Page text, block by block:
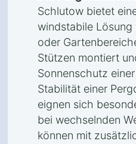
Schlutow bietet
windstabile Lösung
oder
Stützen montiert
Sonnenschutz
Stabilität einer
eignen sich
bei wechselnden
können mit